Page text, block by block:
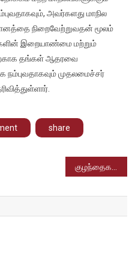
அவர்களது மாநில
நிறைவேற்றுவதன் மூலம்
இறையாண்மை மற்றும்
தங்கள் ஆதரவை
நம்புவதாகவும் முதலமைச்சர்
share